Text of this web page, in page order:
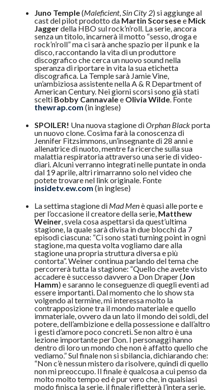
Juno Temple(Maleficient,Sin City 2) si aggiunge al
cast del pilot prodotto da Martin ScorseseeMick
Jaggerdella HBO sul rock’n’roll. La serie, ancora
senza un titolo, incarnerà il motto “sesso, droga e
rock’n’roll” ma ci sarà anche spazio per il punk e la
disco, raccontando la vita di un produttore
discografico che cerca un nuovo sound nella
speranza di riportare in vita la sua etichetta
discografica. La Temple sarà Jamie Vine,
un’ambiziosa assistente nella A & R Department of
American Century. Nei giorni scorsi sono già stati
sceltiBobby Cannavalee Olivia Wilde. Fonte
thewrap.com (in inglese)
SPOILER! Una nuova stagione diOrphan Blackporta
un nuovo clone. Cosima farà la conoscenza di
Jennifer Fitzsimmons, un’insegnante di 28 anni e
allenatrice di nuoto, mentre fa ricerche sulla sua
malattia respiratoria attraverso una serie di video-
diari. Alcuni verranno integrati nelle puntate in onda
dal 19 aprile, altri rimarranno solo nel video che
potete trovare nel link originale. Fonte
insidetv.ew.com (in inglese)
La settima stagione di Mad Menè quasi alle porte e
per l’occasione il creatore della serie, Matthew
Weiner, svela cosa aspettarsi da quest’ultima
stagione, la quale sarà divisa in due blocchi da 7
episodi ciascuna: “Ci sono stati turning point in ogni
stagione, ma questa volta vogliamo dare alla
stagione una propria struttura diversa e più
contorta”. Weiner continua parlando del tema che
percorrerà tutta la stagione: “Quello che avete visto
accadere è successo davvero a Don Draper (Jon
Hamm) e saranno le conseguenze di quegli eventi ad
essere importanti. Dal momento che lo show sta
volgendo al termine, mi interessa molto la
contrapposizione tra il mondo materiale e quello
immateriale, ovvero da un lato il mondo dei soldi, del
potere, dell’ambizione e della possessione e dall’altro
i gesti d’amore poco concreti. Se non altro è una
lezione importante per Don. I personaggi hanno
dentro di loro un mondo che non è affatto quello che
vediamo.” Sul finale non si sbilancia, dichiarando che:
“Non c’è nessun mistero da risolvere, quindi di quello
non mi preoccupo. Il finale è qualcosa a cui penso da
molto molto tempo ed è pur vero che, in qualsiasi
modo finisca la serie, il finale rifletterà l’intera serie.